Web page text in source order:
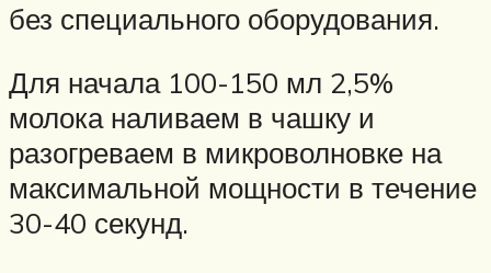
без специального оборудования.
Для начала 100-150 мл 2,5%
молока наливаем в чашку и
разогреваем в микроволновке на
максимальной мощности в течение
30-40 секунд.